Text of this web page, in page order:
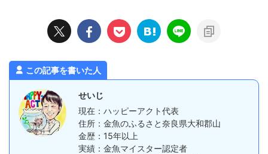
この記事を書いた人
せいじ
現在：ハッピーアクト代表
住所：金魚のふるさと奈良県大和郡山
金歴：15年以上
実績：金魚マイスター認定者